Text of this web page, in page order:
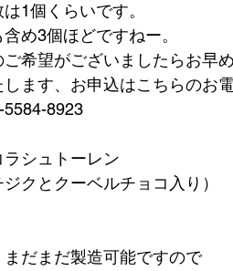
1個くらいです。
め3個ほどですねー。
希望がございましたらお早め
ます、お申込はこちらのお電
8923
シュトーレン
クとクーベルチョコ入り）
だまだ製造可能ですので